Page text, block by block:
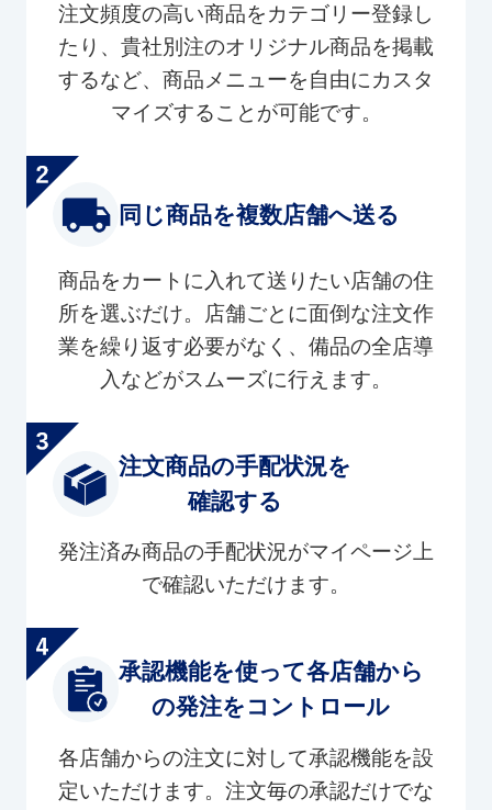
注文頻度の高い商品をカテゴリー登録し
たり、貴社別注のオリジナル商品を掲載
するなど、商品メニューを自由にカスタ
マイズすることが可能です。
同じ商品を複数店舗へ送る
商品をカートに入れて送りたい店舗の住
所を選ぶだけ。店舗ごとに面倒な注文作
業を繰り返す必要がなく、備品の全店導
入などがスムーズに行えます。
注文商品の手配状況を
確認する
発注済み商品の手配状況がマイページ上
で確認いただけます。
承認機能を使って各店舗から
の発注をコントロール
各店舗からの注文に対して承認機能を設
定いただけます。注文毎の承認だけでな